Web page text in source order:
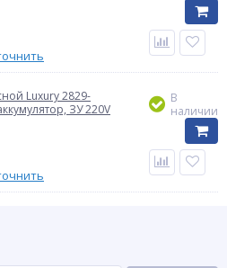
Luxury 2829-
ЗУ 220V
В
наличии